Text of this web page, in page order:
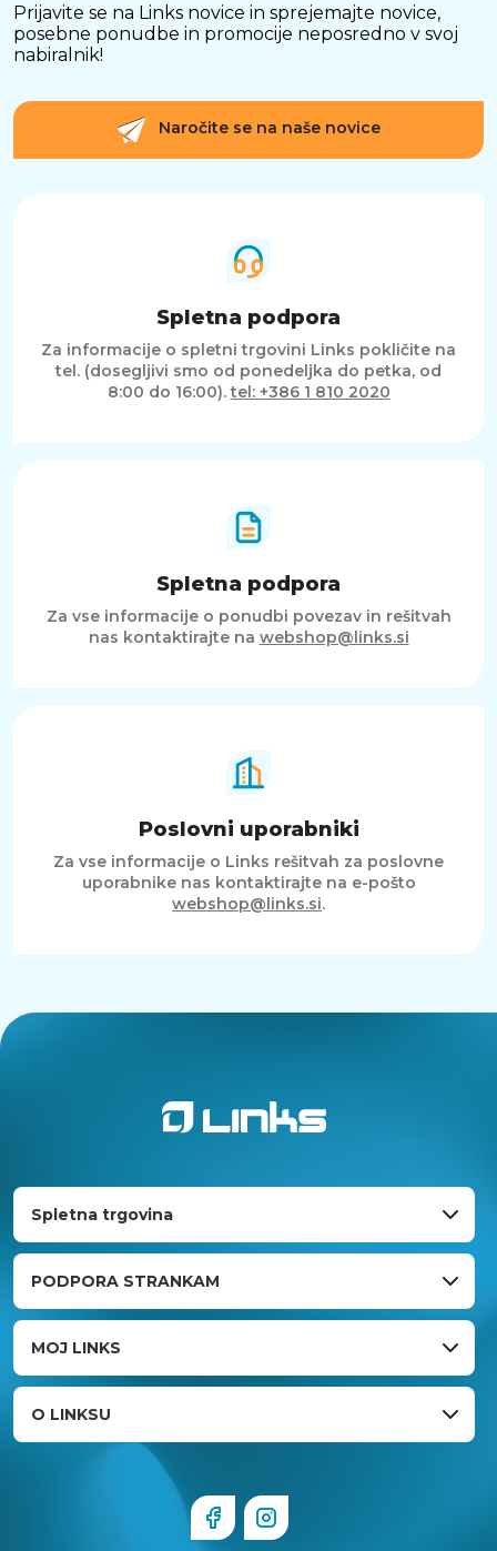
Prijavite se na Links novice in sprejemajte novice,
posebne ponudbe in promocije neposredno v svoj
nabiralnik!
Naročite se na naše novice
Spletna podpora
Za informacije o spletni trgovini Links pokličite na
tel. (dosegljivi smo od ponedeljka do petka, od
8:00 do 16:00).tel: +386 1 810 2020
Spletna podpora
Za vse informacije o ponudbi povezav in rešitvah
nas kontaktirajte na webshop@links.si
Poslovni uporabniki
Za vse informacije o Links rešitvah za poslovne
uporabnike nas kontaktirajte na e-pošto
webshop@links.si.
Spletna trgovina
PODPORA STRANKAM
MOJ LINKS
O LINKSU